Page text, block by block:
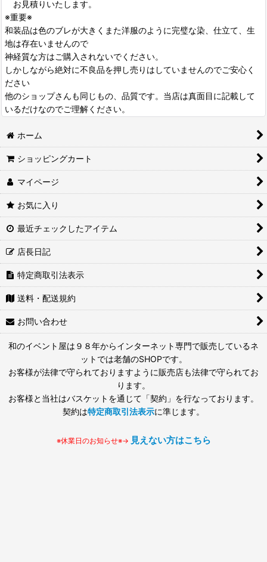
お見積りいたします。
※重要※
和装品は色のブレが大きくまた洋服のように完璧な染、仕立て、生
地は存在いませんので
神経質な方はご購入されないでください。
しかしながら絶対に不良品を押し売りはしていませんのでご安心く
ださい
他のショップさんも同じもの、品質です。当店は真面目に記載して
いるだけなのでご理解ください。
ホーム
ショッピングカート
マイページ
お気に入り
最近チェックしたアイテム
店長日記
特定商取引法表示
送料・配送規約
お問い合わせ
和のイベント屋は９８年からインターネット専門で販売しているネ
ットでは老舗のSHOPです。
お客様が法律で守られておりますように販売店も法律で守られてお
ります。
お客様と当社はバスケットを通じて「契約」を行なっております。
契約は特定商取引法表示に準じます。
※休業日のお知らせ※→ 見えない方はこちら